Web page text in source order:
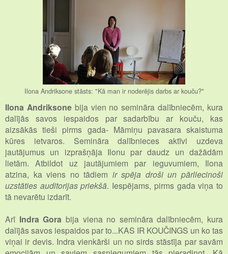
Ilona Andriksone stāsts: "Kā man ir noderējis darbs ar kouču?"
Ilona Andriksonebija vien no semināra dalībniecēm, kura
dalījās savos iespaidos par sadarbību ar kouču, kas
aizsākās tieši pirms gada- Māmiņu pavasara skaistuma
kūres ietvaros. Semināra dalībnieces aktīvi uzdeva
jautājumus un izprašņāja Ilonu par daudz un dažādām
lietām. Atbildot uz jautājumiem par ieguvumiem, Ilona
atzina, ka viens no tādiem ir spēja droši un pārliecinoši
uzstāties auditorijas priekšā. Iespējams, pirms gada viņa to
tā nevarētu izdarīt.
Arī Indra Gora bija viena no semināra dalībniecēm, kura
dalījās savos iespaidos par to...KAS IR KOUČINGS un ko tas
viņai ir devis. Indra vienkārši un no sirds stāstīja par savām